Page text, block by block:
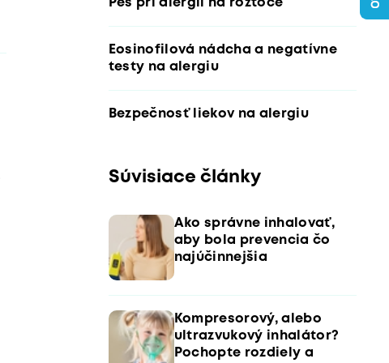
Pes pri alergii na roztoče
Eosinofilová nádcha a negatívne
testy na alergiu
Bezpečnosť liekov na alergiu
Súvisiace články
Ako správne inhalovať,
aby bola prevencia čo
najúčinnejšia
Kompresorový, alebo
ultrazvukový inhalátor?
Pochopte rozdiely a